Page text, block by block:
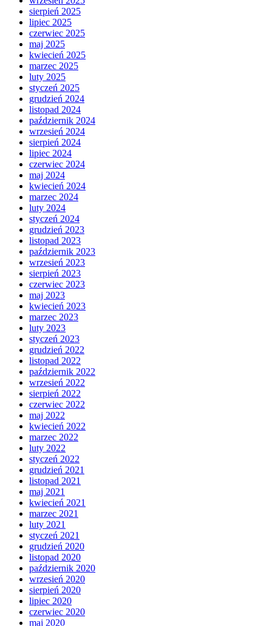
sierpień 2025
lipiec 2025
czerwiec 2025
maj 2025
kwiecień 2025
marzec 2025
luty 2025
styczeń 2025
grudzień 2024
listopad 2024
październik 2024
wrzesień 2024
sierpień 2024
lipiec 2024
czerwiec 2024
maj 2024
kwiecień 2024
marzec 2024
luty 2024
styczeń 2024
grudzień 2023
listopad 2023
październik 2023
wrzesień 2023
sierpień 2023
czerwiec 2023
maj 2023
kwiecień 2023
marzec 2023
luty 2023
styczeń 2023
grudzień 2022
listopad 2022
październik 2022
wrzesień 2022
sierpień 2022
czerwiec 2022
maj 2022
kwiecień 2022
marzec 2022
luty 2022
styczeń 2022
grudzień 2021
listopad 2021
maj 2021
kwiecień 2021
marzec 2021
luty 2021
styczeń 2021
grudzień 2020
listopad 2020
październik 2020
wrzesień 2020
sierpień 2020
lipiec 2020
czerwiec 2020
maj 2020